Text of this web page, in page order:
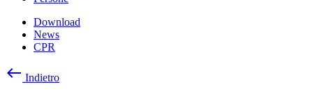
Download
News
CPR
west Indietro